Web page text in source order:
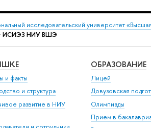
исследовательский университет
ИСИЭЗ НИУ ВШЭ
и факты
и структура
развитие в НИУ
ОБРАЗОВАНИЕ
Лицей
Довузовская
Олимпиады
Прием в